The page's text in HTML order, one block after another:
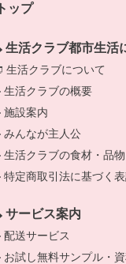
トップ
生活クラブ都市生活
生活クラブについて
別
生活クラブの概要
施設案内
みんなが主人公
生活クラブの食材・品物
特定商取引法に基づく
サービス案内
配送サービス
お試し無料サンプル・